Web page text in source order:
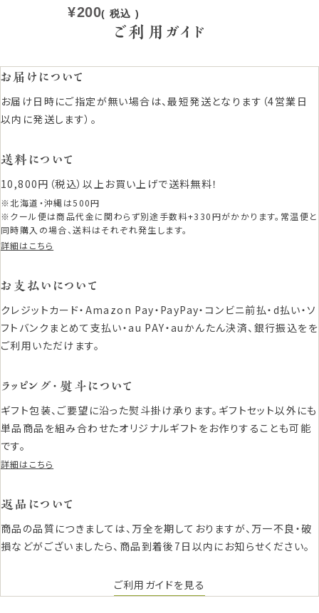
¥200 税込
ご利用ガイド
お届けについて
お届け日時にご指定が無い場合は、最短発送となります（4営業日
以内に発送します）。
送料について
10,800円（税込）以上お買い上げで送料無料！
※北海道・沖縄は500円
※クール便は商品代金に関わらず別途手数料+330円がかかります。常温便と
同時購入の場合、送料はそれぞれ発生します。
詳細はこちら
お支払いについて
クレジットカード・Amazon Pay・PayPay・コンビニ前払・d払い・ソ
フトバンクまとめて支払い・au PAY・auかんたん決済、銀行振込をを
ご利用いただけます。
ラッピング・熨斗について
ギフト包装、ご要望に沿った熨斗掛け承ります。ギフトセット以外にも
単品商品を組み合わせたオリジナルギフトをお作りすることも可能
です。
詳細はこちら
返品について
商品の品質につきましては、万全を期しておりますが、万一不良・破
損などがございましたら、商品到着後7日以内にお知らせください。
ご利用ガイドを見る